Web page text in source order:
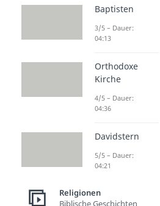
glauben sollen.
Religion stehen
. In
formuliert, den
Mediation und
Erkenntnis der
Baptisten
3/5 – Dauer:
04:13
Orthodoxe
Kirche
4/5 – Dauer:
04:36
Davidstern
5/5 – Dauer:
04:21
Religionen
Biblische Geschichten